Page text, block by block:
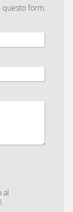
form.
al